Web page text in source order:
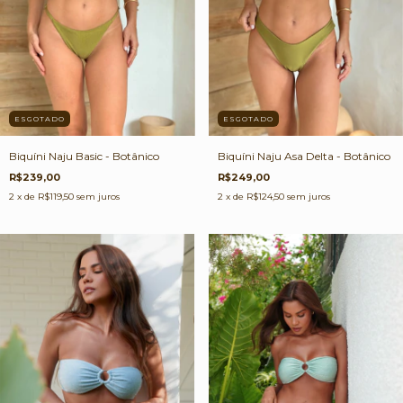
ESGOTADO
Biquíni Naju Basic - Botânico
R$239,00
2 x de R$119,50 sem juros
ESGOTADO
Biquíni Naju Asa Delta - Botânico
R$249,00
2 x de R$124,50 sem juros